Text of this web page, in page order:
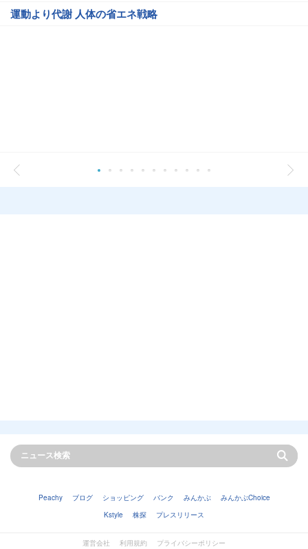
運動より代謝 人体の省エネ戦略
Peachy ブログ ショッピング バンク みんかぶ
みんかぶChoice
Kstyle
株探 プレスリリース
運営会社 利用規約 プライバシーポリシー